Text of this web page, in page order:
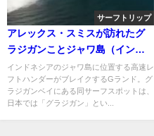
サーフトリップ
アレックス・スミスが訪れたグ
ラジガンことジャワ島（インド
ネシア）のGランド
インドネシアのジャワ島に位置する高速レ
フトハンダーがブレイクするGランド。グ
ラジガンベイにある同サーフスポットは、
日本では「グラジガン」とい...